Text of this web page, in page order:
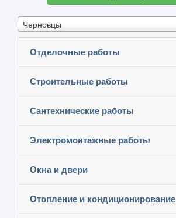
Черновцы
Отделочные работы
Строительные работы
Сантехнические работы
Электромонтажные работы
Окна и двери
Отопление и кондиционирование